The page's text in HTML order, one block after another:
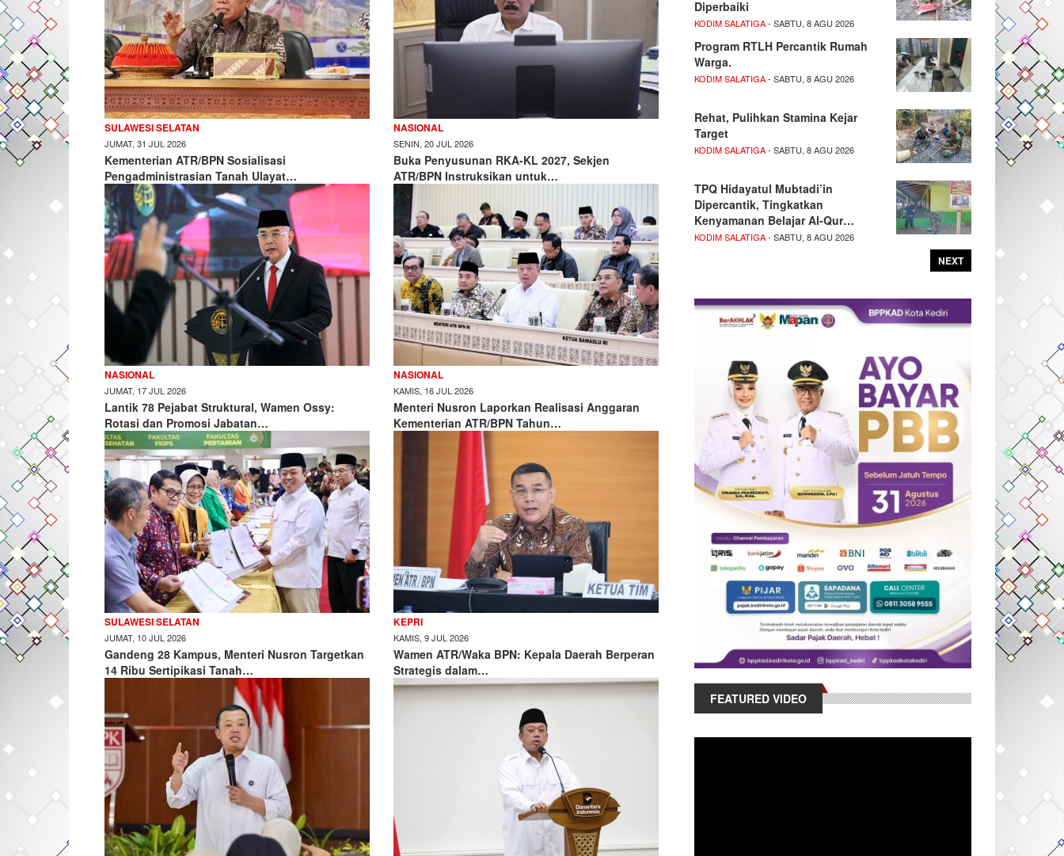
SULAWESI SELATAN
JUMAT, 31 JUL 2026
Kementerian ATR/BPN Sosialisasi
Pengadministrasian Tanah Ulayat…
NASIONAL
SENIN, 20 JUL 2026
Buka Penyusunan RKA-KL 2027, Sekjen
ATR/BPN Instruksikan untuk…
NASIONAL
JUMAT, 17 JUL 2026
Lantik 78 Pejabat Struktural, Wamen Ossy:
Rotasi dan Promosi Jabatan…
NASIONAL
KAMIS, 16 JUL 2026
Menteri Nusron Laporkan Realisasi Anggaran
Kementerian ATR/BPN Tahun…
SULAWESI SELATAN
JUMAT, 10 JUL 2026
Gandeng 28 Kampus, Menteri Nusron Targetkan
14 Ribu Sertipikasi Tanah…
KEPRI
KAMIS, 9 JUL 2026
Wamen ATR/Waka BPN: Kepala Daerah Berperan
Strategis dalam…
Diperbaiki
KODIM SALATIGA- SABTU, 8 AGU 2026
Program RTLH Percantik Rumah
Warga.
KODIM SALATIGA- SABTU, 8 AGU 2026
Rehat, Pulihkan Stamina Kejar
Target
KODIM SALATIGA- SABTU, 8 AGU 2026
TPQ Hidayatul Mubtadi’in
Dipercantik, Tingkatkan
Kenyamanan Belajar Al-Qur…
KODIM SALATIGA- SABTU, 8 AGU 2026
NEXT
FEATURED VIDEO